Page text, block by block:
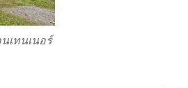
เทนเนอร์